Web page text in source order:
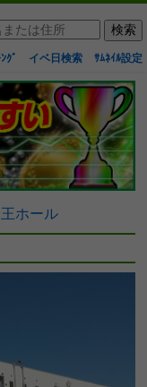
ｸﾞ イベ日検索 ｻﾑﾈｲﾙ設定
ホール